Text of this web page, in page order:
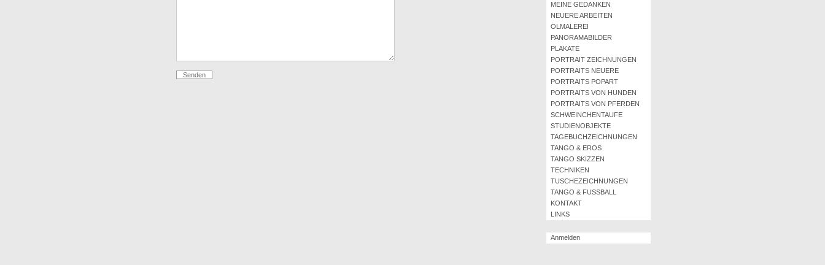
MEINE GEDANKEN
NEUERE ARBEITEN
ÖLMALEREI
PANORAMABILDER
PLAKATE
PORTRAIT ZEICHNUNGEN
PORTRAITS NEUERE
PORTRAITS POPART
PORTRAITS VON HUNDEN
PORTRAITS VON PFERDEN
SCHWEINCHENTAUFE
STUDIENOBJEKTE
TAGEBUCHZEICHNUNGEN
TANGO & EROS
TANGO SKIZZEN
TECHNIKEN
TUSCHEZEICHNUNGEN
TANGO & FUSSBALL
KONTAKT
LINKS
Anmelden